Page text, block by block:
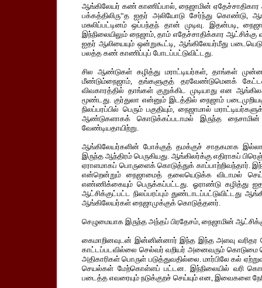
ஆங்கிலேயர் கண் காணிப்பால், நைஜாமின் ஏதேச்சாதிகார
பக்கத்திலிரு“த ஐதர் அலியோடு சேர்ந்து கொண்டு,
மசுலிப்பட்டினம் ஒப்பந்தந் தான் முடிவு. இதன்படி,
இந்நிலையிலும் நைஜாம், தாம் எதேச்சாதிக்கார
ஐதர் ஆலியையும் ஒன்றுகூட்டி, ஆங்கிலேயர்மீது
பலத்த கண் காணிப்புப் போடப்பட்டுவிட்டது.
சில ஆண்டுகள் கழித்து மராட்டியர்கள், தாங்கள்
மீண்டும்நைஜாம், தங்களுகுத் தரவேண்டுமெனக்
விவகாரத்தில் தாங்கள் குறுக்கிட முடியாது என
மூண்டது. குர்துலா என்னும் இடத்தில் நைஜாம்
நிலப்பரப்பில் பெரும் பகுதியும், நைஜாமால்
ஆண்டுகளாகக் கொடுக்கப்படாமல் இருந்த நைசாமின்
வேண்டியதாயிற்று.
ஆங்கிலேயர்களின் போக்குத் தமக்குச் சாதகமாக
இருந்த ஆந்திரம் பெருகியது. ஆங்கிலர்க்கு எதிராகப்
ஏராளமாகப் பொருளைக் கொடுத்துக்
என்றென்றும் நைஜாமைத் தலையெடுக்க விடாமல்
எண்ணிக்கையும் பெருக்கப்பட்டது. ஓராண்டு கழித்து
ஆட்சிக்குட்பட்ட நிலப்பரப்பும் துண்டாடப்பட்டுவிட்டது
ஆங்கிலேயர்கள் நைஜாமுக்குக் கொடுத்தனர்.
செழுமையாக இருந்த அந்தப் பிரதேசம், நைஜாமின் ஆட்சிக்கு
கைமாறினவுடன் இன்னின்னார் இந்த இந்த அளவு வரிதர
காட்டப்படவில்லை செல்வர் வறியர் அனைவரும்
அதிகாரிகள் பொருள் படுத்துவதில்லை. மார்பிலே கல்
செயல்கள் மேற்கொள்ளப் பட்டன. இந்நிலையில் வரி
படைத்த எவரையும் நடுக்குறச் செய்யும் என, இவைகளை